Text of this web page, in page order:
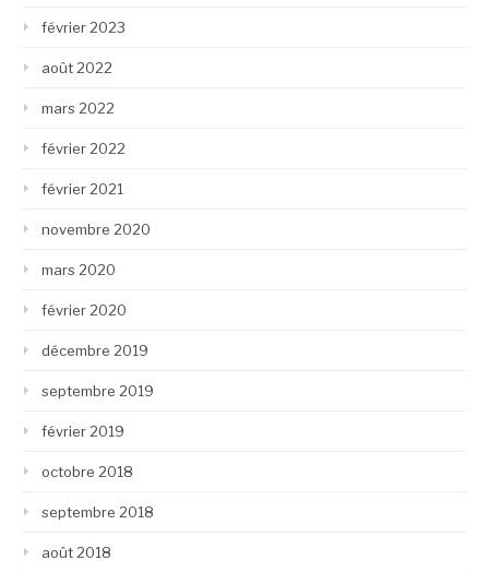
février 2023
août 2022
mars 2022
février 2022
février 2021
novembre 2020
mars 2020
février 2020
décembre 2019
septembre 2019
février 2019
octobre 2018
septembre 2018
août 2018